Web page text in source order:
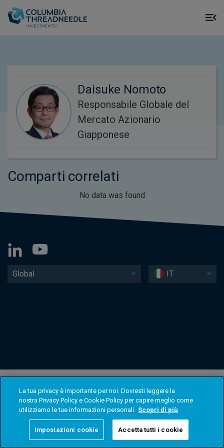
Daisuke Nomoto
Responsabile Globale del
Mercato Azionario
Giapponese
Comparti correlati
No data was found
Global IT
La tua privacy è importante per noi. Dovresti leggere la
nostra Privacy Policy e Cookie Policy per capire meglio come
utilizziamo le tue informazioni personali. Scopri di più
Impostazioni cookie Accetta tutti i cookie